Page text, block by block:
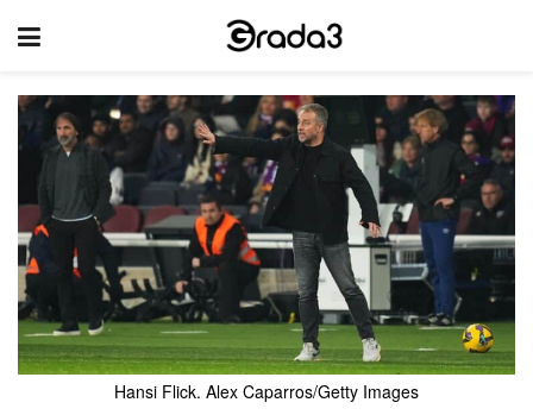
Hansi Flick. Alex Caparros/Getty Images